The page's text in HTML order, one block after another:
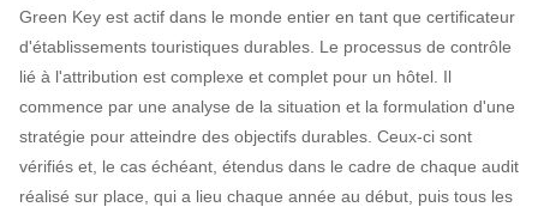
Green Key est actif dans le monde entier en tant que certificateur
d'établissements touristiques durables. Le processus de contrôle
lié à l'attribution est complexe et complet pour un hôtel. Il
commence par une analyse de la situation et la formulation d'une
stratégie pour atteindre des objectifs durables. Ceux-ci sont
vérifiés et, le cas échéant, étendus dans le cadre de chaque audit
réalisé sur place, qui a lieu chaque année au début, puis tous les